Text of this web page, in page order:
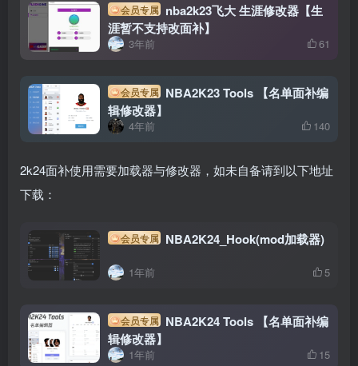
会员专属 nba2k23飞大 生涯修改器【生
涯暂不支持改面补】
3年前 61
会员专属 NBA2K23 Tools 【名单面补编
辑修改器】
4年前 140
2k24面补使用需要加载器与修改器，如未自备请到以下地址
下载：
会员专属 NBA2K24_Hook(mod加载器)
1年前 5
会员专属 NBA2K24 Tools 【名单面补编
辑修改器】
1年前 15